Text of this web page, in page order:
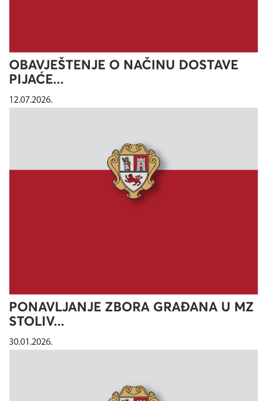
OBAVJEŠTENJE O NAČINU DOSTAVE
PIJAĆE...
12.07.2026.
PONAVLJANJE ZBORA GRAĐANA U MZ
STOLIV...
30.01.2026.